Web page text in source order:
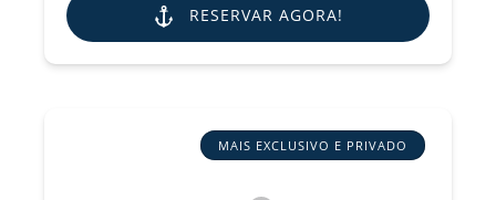
RESERVAR AGORA!
MAIS EXCLUSIVO E PRIVADO